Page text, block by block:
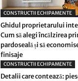
CONSTRUCTII ECHIPAMENTE
Ghidul proprietarului
Cum să alegi încălzirea
pardoseală și să
finisaje
CONSTRUCTII ECHIPAMENTE
Detalii care contează: